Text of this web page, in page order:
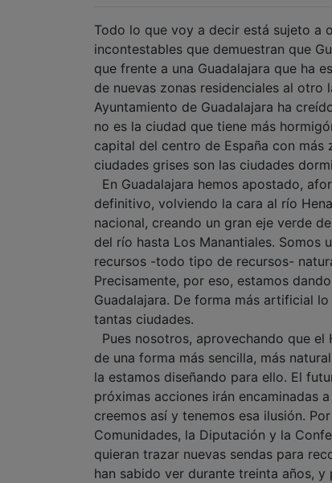
Todo lo que voy a decir está sujeto a
incontestables que demuestran que
que frente a una Guadalajara que ha
de nuevas zonas residenciales al
Ayuntamiento de Guadalajara ha
no es la ciudad que tiene más
capital del centro de España con
ciudades grises son las ciudades
En Guadalajara hemos apostado,
definitivo, volviendo la cara al río
nacional, creando un gran eje verde
del río hasta Los Manantiales. Somos
recursos -todo tipo de recursos-
Precisamente, por eso, estamos
Guadalajara. De forma más artificial
tantas ciudades.
Pues nosotros, aprovechando que
de una forma más sencilla, más
la estamos diseñando para ello. El
próximas acciones irán encaminadas
creemos así y tenemos esa ilusión.
Comunidades, la Diputación y la
quieran trazar nuevas sendas para
han sabido ver durante treinta años,